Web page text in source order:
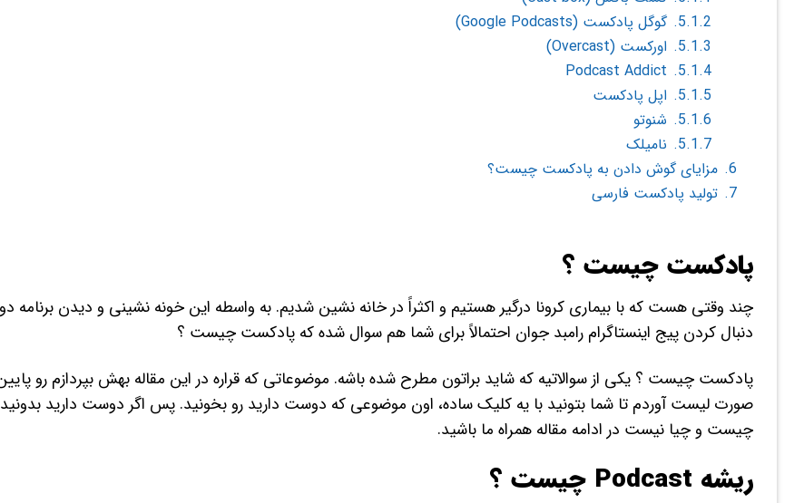
5.1.2. گوگل پادکست (Google Podcasts)
5.1.3. اورکست (Overcast)
5.1.4.
Podcast Addict
5.1.5. اپل پادکست
5.1.6. شنوتو
5.1.7. نامیلک
6. مزایای گوش دادن به پادکست چیست؟
7. تولید پادکست فارسی
پادکست چیست ؟
چند وقتی هست که با بیماری کرونا درگیر هستیم و اکثراً در خانه نشین شدیم. به واسطه این خونه نشینی و دیدن برنامه
دنبال کردن پیج اینستاگرام رامبد جوان احتمالاً برای شما هم سوال شده که پادکست چیست ؟
پادکست چیست ؟ یکی از سوالاتیه که شاید براتون مطرح شده باشه. موضوعاتی که قراره در این مقاله بهش بپردازم رو
صورت لیست آوردم تا شما بتونید با یه کلیک ساده، اون موضوعی که دوست دارید رو بخونید. پس اگر دوست دارید
چیست و چیا نیست در ادامه مقاله همراه ما باشید.
ریشه Podcast چیست ؟